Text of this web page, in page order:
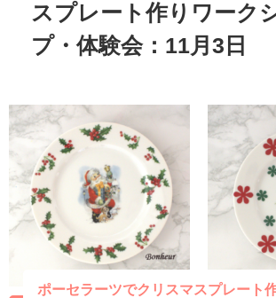
スプレート作りワーク
プ・体験会：11月3日
ポーセラーツでクリスマスプレート